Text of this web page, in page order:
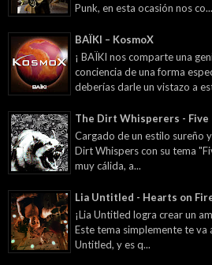
Punk, en esta ocasión nos co...
BAÏKI – KosmoX
¡ BAÏKI nos comparte una
conciencia de una forma
deberías darle un vistazo a
The Dirt Whisperers - Five
Cargado de un estilo sureño
Dirt Whispers con su tema
muy cálida, a...
Lia Untitled - Hearts on
¡Lia Untitled logra crear un
Este tema simplemente te va
Untitled, y es q...